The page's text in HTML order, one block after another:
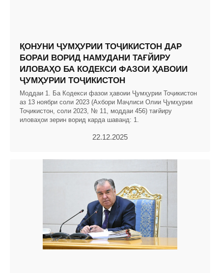
ҚОНУНИ ҶУМҲУРИИ ТОҶИКИСТОН ДАР
БОРАИ ВОРИД НАМУДАНИ ТАҒЙИРУ
ИЛОВАҲО БА КОДЕКСИ ФАЗОИ ҲАВОИИ
ҶУМҲУРИИ ТОҶИКИСТОН
Моддаи 1. Ба Кодекси фазои ҳавоии Ҷумҳурии Тоҷикистон
аз 13 ноябри соли 2023 (Ахбори Маҷлиси Олии Ҷумҳурии
Тоҷикистон, соли 2023, № 11, моддаи 456) тағйиру
иловаҳои зерин ворид карда шаванд: 1.
22.12.2025